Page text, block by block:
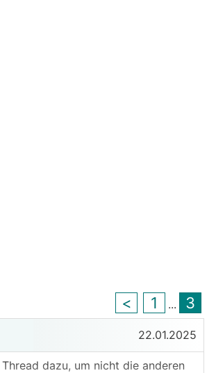
< 1 ... 3
22.01.2025
dazu, um nicht die anderen